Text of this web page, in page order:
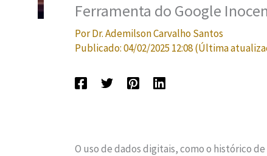
Ferramenta do Google
PorDr. Ademilson Carvalho Santos
Publicado:04/02/2025 12:08(Última
O uso de dados digitais, como o histórico